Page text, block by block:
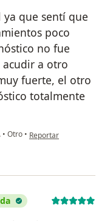
que sentí que
poco
no fue
a otro
fuerte, el otro
totalmente
• Otro • en opinión del usuario
Reportar